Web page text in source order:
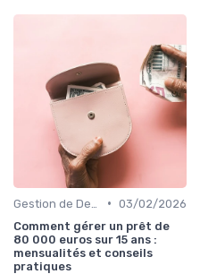
• 03/02/2026
Comment gérer un prêt de
80 000 euros sur 15 ans :
mensualités et conseils
pratiques